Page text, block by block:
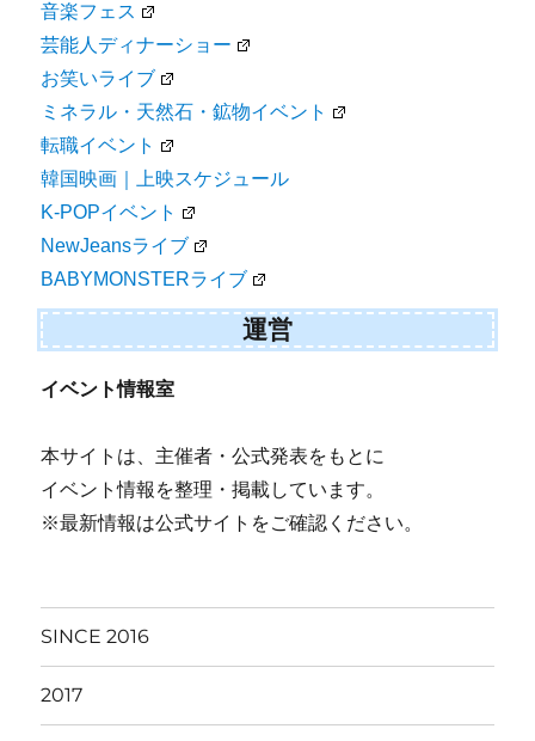
音楽フェス
芸能人ディナーショー
お笑いライブ
ミネラル・天然石・鉱物イベント
転職イベント
韓国映画｜上映スケジュール
K-POPイベント
NewJeansライブ
BABYMONSTERライブ
運営
イベント情報室
本サイトは、主催者・公式発表をもとに
イベント情報を整理・掲載しています。
※最新情報は公式サイトをご確認ください。
SINCE 2016
2017